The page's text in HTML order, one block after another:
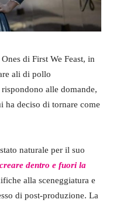
di First We Feast, in
ali di pollo
alle domande,
ha deciso di tornare come
naturale per il suo
dentro e fuori la
alla sceneggiatura e
di post-produzione. La